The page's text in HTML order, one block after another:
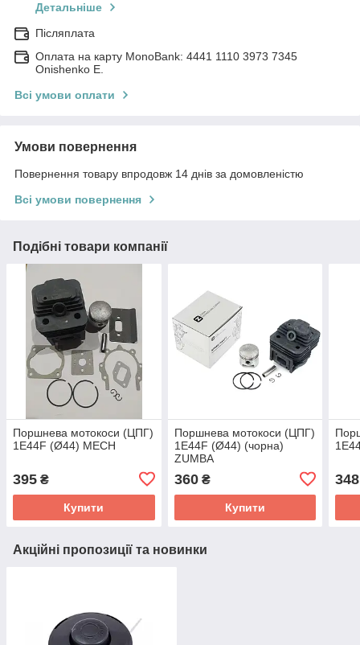
Детальніше
Післяплата
Оплата на карту MonoBank: 4441 1110 3973 7345
Onishenko E.
Всі умови оплати
Умови повернення
Повернення товару впродовж 14 днів за домовленістю
Всі умови повернення
Подібні товари компанії
Поршнева мотокоси (ЦПГ)
1E44F (Ø44) MECH
395 ₴
Купити
Поршнева мотокоси (ЦПГ)
1E44F (Ø44) (чорна)
ZUMBA
360₴
Купити
348
Акційні пропозиції та новинки